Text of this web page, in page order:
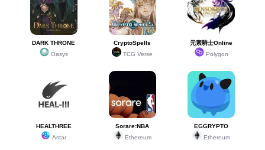
DARK THRONE
Oasys
CryptoSpells
TCG Verse
元素騎士Online
Polygon
HEALTHREE
Astar
Sorare:NBA
Ethereum
EGGRYPTO
Ethereum